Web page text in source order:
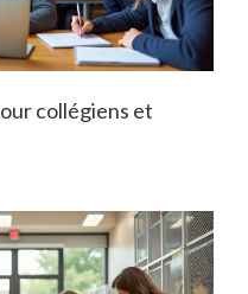
collégiens et